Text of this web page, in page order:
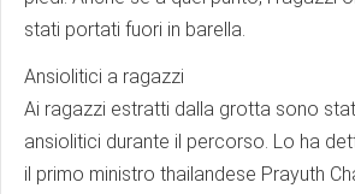
stati portati fuori in barella.
Ansiolitici a ragazzi
Ai ragazzi estratti dalla grotta sono
ansiolitici durante il percorso. Lo ha
il primo ministro thailandese Prayuth